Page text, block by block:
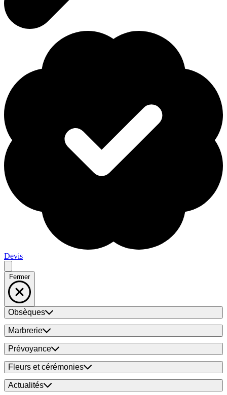
Devis
Fermer
Obsèques
Marbrerie
Prévoyance
Fleurs et cérémonies
Actualités